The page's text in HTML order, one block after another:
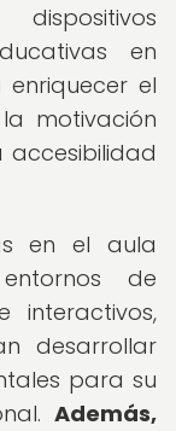
en
el
motivación
en el aula
de
interactivos,
desarrollar
para su
Además,